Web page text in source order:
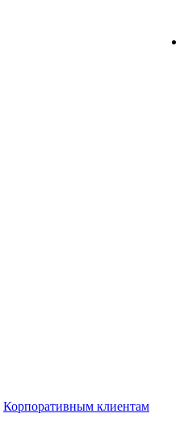
Корпоративным клиентам